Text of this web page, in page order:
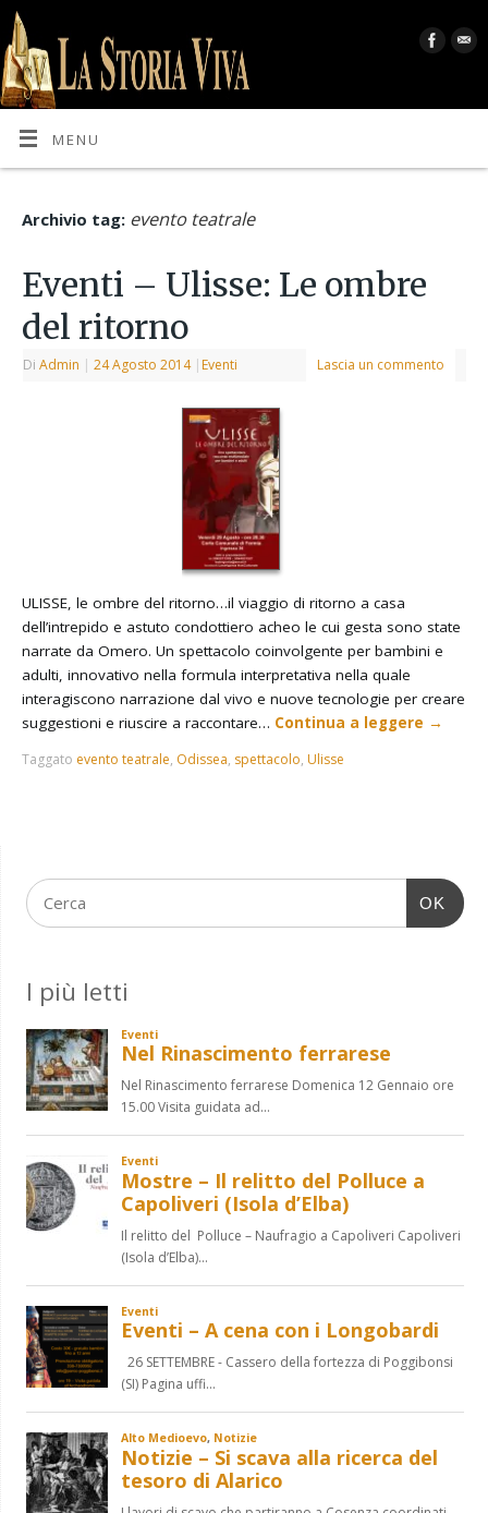
MENU
Archivio tag: evento teatrale
Eventi – Ulisse: Le ombre
del ritorno
DiAdmin | 24 Agosto 2014 | Eventi Lascia un commento
ULISSE, le ombre del ritorno…il viaggio di ritorno a casa
dell’intrepido e astuto condottiero acheo le cui gesta sono state
narrate da Omero. Un spettacolo coinvolgente per bambini e
adulti, innovativo nella formula interpretativa nella quale
interagiscono narrazione dal vivo e nuove tecnologie per creare
suggestioni e riuscire a raccontare… Continua a leggere →
Taggato evento teatrale, Odissea, spettacolo, Ulisse
OK
I più letti